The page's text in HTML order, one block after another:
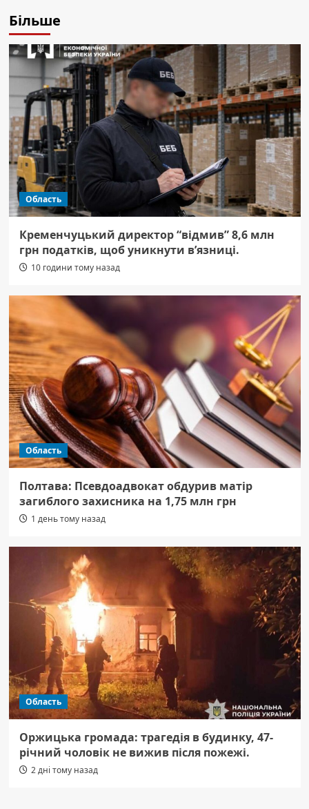
Більше
Область
Кременчуцький директор “відмив” 8,6 млн
грн податків, щоб уникнути в’язниці.
10 години тому назад
Область
Полтава: Псевдоадвокат обдурив матір
загиблого захисника на 1,75 млн грн
1 день тому назад
Область
Оржицька громада: трагедія в будинку, 47-
річний чоловік не вижив після пожежі.
2 дні тому назад